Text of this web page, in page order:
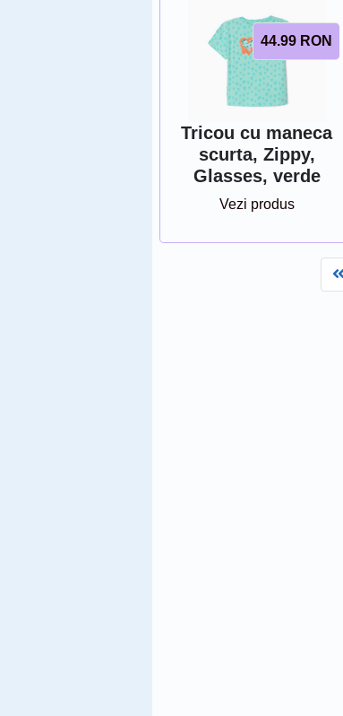
44.99 RON
Tricou cu maneca
scurta, Zippy,
Glasses, verde
Vezi produs